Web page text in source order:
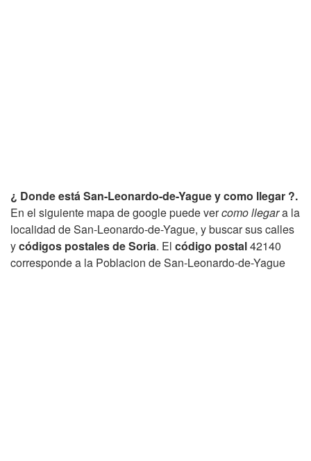
¿ Donde está San-Leonardo-de-Yague y como llegar ?.
En el siguiente mapa de google puede vercomo llegara la
localidad de San-Leonardo-de-Yague, y buscar sus calles
ycódigos postales de Soria. El código postal42140
corresponde a la Poblacion de San-Leonardo-de-Yague